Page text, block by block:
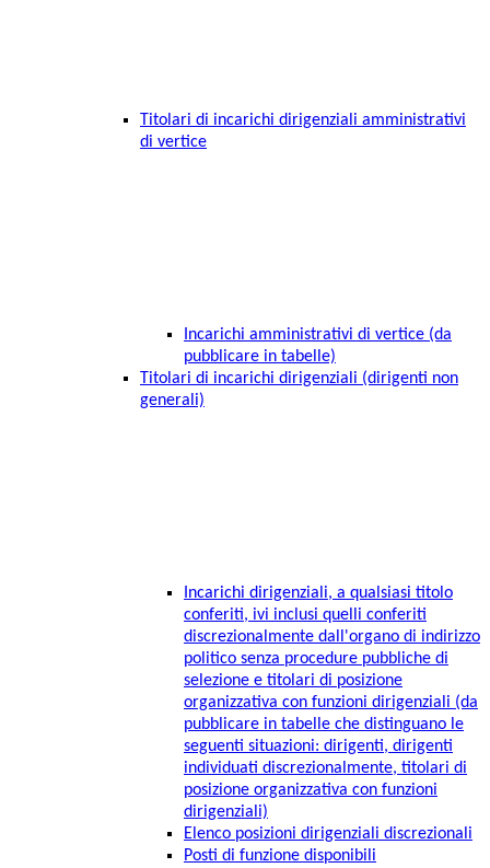
Titolari di incarichi dirigenziali amministrativi
di vertice
Incarichi amministrativi di vertice (da
pubblicare in tabelle)
Titolari di incarichi dirigenziali (dirigenti non
generali)
Incarichi dirigenziali, a qualsiasi titolo
conferiti, ivi inclusi quelli conferiti
discrezionalmente dall'organo di indirizzo
politico senza procedure pubbliche di
selezione e titolari di posizione
organizzativa con funzioni dirigenziali (da
pubblicare in tabelle che distinguano le
seguenti situazioni: dirigenti, dirigenti
individuati discrezionalmente, titolari di
posizione organizzativa con funzioni
dirigenziali)
Elenco posizioni dirigenziali discrezionali
Posti di funzione disponibili